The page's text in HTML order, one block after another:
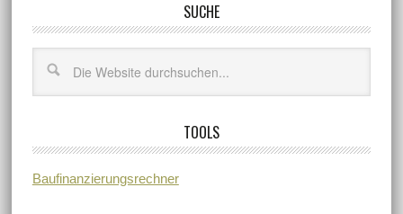
SUCHE
TOOLS
Baufinanzierungsrechner